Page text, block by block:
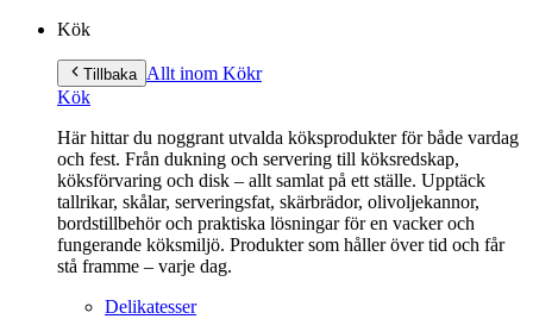
Kök
Tillbaka Allt inom Kökr
Kök
Här hittar du noggrant utvalda köksprodukter för både vardag
och fest. Från dukning och servering till köksredskap,
köksförvaring och disk – allt samlat på ett ställe. Upptäck
tallrikar, skålar, serveringsfat, skärbrädor, olivoljekannor,
bordstillbehör och praktiska lösningar för en vacker och
fungerande köksmiljö. Produkter som håller över tid och får
stå framme – varje dag.
Delikatesser